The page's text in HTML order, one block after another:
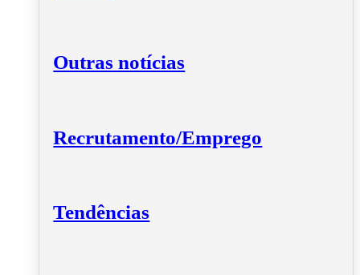
Outras notícias
Recrutamento/Emprego
Tendências